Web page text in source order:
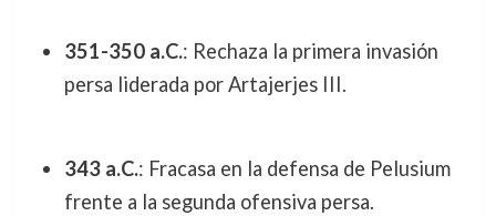
351-350 a.C.: Rechaza la primera invasión
persa liderada por Artajerjes III.
343 a.C.: Fracasa en la defensa de Pelusium
frente a la segunda ofensiva persa.